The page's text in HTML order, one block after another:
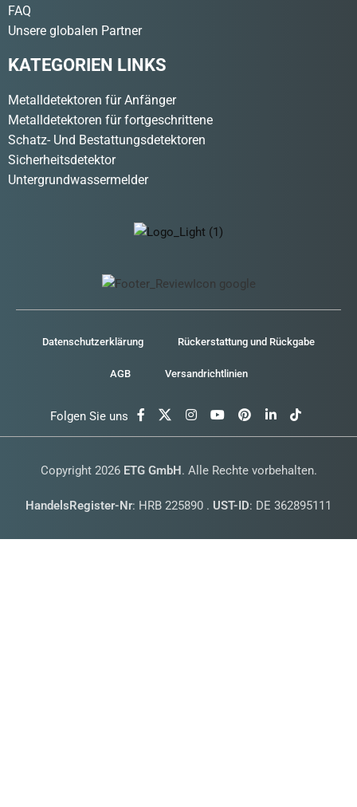
FAQ
Unsere globalen Partner
KATEGORIEN LINKS
Metalldetektoren für Anfänger
Metalldetektoren für fortgeschrittene
Schatz- Und Bestattungsdetektoren
Sicherheitsdetektor
Untergrundwassermelder
Datenschutzerklärung Rückerstattung und Rückgabe
AGB Versandrichtlinien
Folgen Sie uns
Copyright 2026 ETG GmbH. Alle Rechte vorbehalten.
HandelsRegister-Nr: HRB 225890 . UST-ID: DE 362895111